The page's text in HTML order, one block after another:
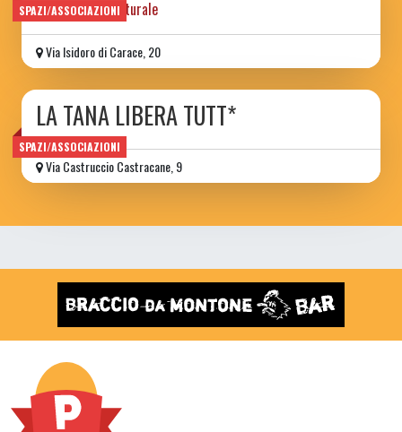
SPAZI/ASSOCIAZIONI
associazione culturale
Via Isidoro di Carace, 20
SPAZI/ASSOCIAZIONI
LA TANA LIBERA TUTT*
Via Castruccio Castracane, 9